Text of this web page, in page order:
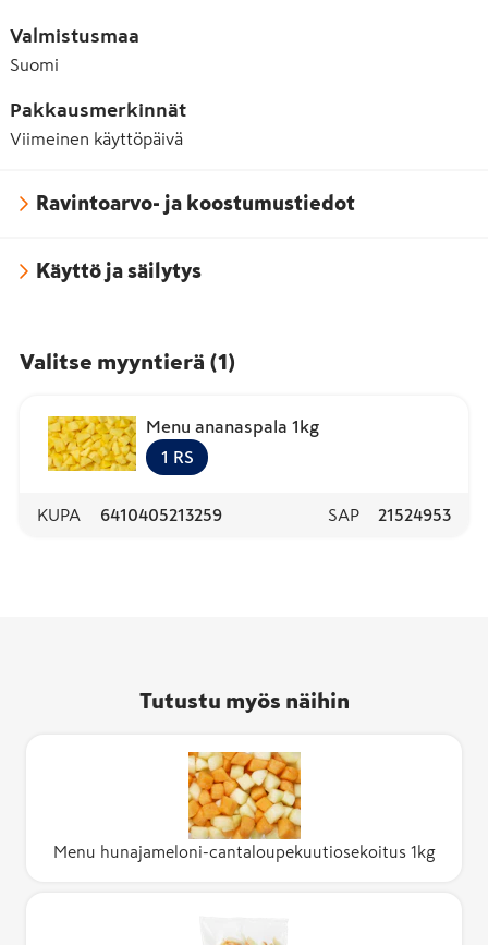
Valmistusmaa
Suomi
Pakkausmerkinnät
Viimeinen käyttöpäivä
Ravintoarvo- ja koostumustiedot
Käyttö ja säilytys
Valitse myyntierä (1)
Menu ananaspala 1kg
1 RS
KUPA 6410405213259 SAP 21524953
Tutustu myös näihin
Menu hunajameloni-cantaloupekuutiosekoitus 1kg